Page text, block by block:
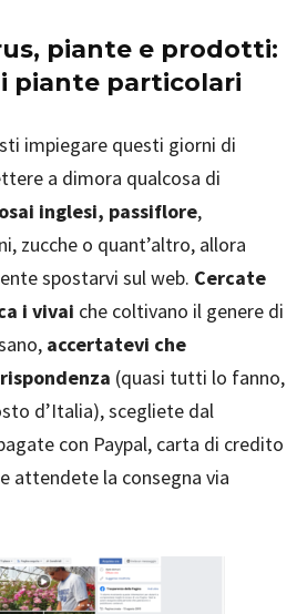
piante e prodotti:
piante particolari
impiegare questi giorni di
a dimora qualcosa di
inglesi, passiflore,
zucche o quant’altro, allora
spostarvi sul web. Cercate
i vivai che coltivano il genere di
accertatevi che
(quasi tutti lo fanno,
d’Italia), scegliete dal
con Paypal, carta di credito
attendete la consegna via